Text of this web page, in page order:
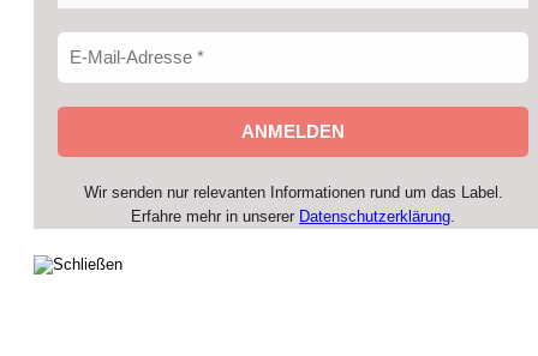
Wir senden nur relevanten Informationen rund um das Label.
Erfahre mehr in unserer Datenschutzerklärung